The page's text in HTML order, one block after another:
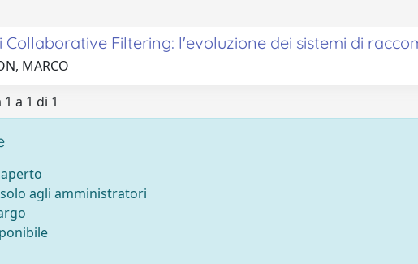
Collaborative Filtering: l'evoluzione dei sistemi di
MARCO
a 1 di 1
agli amministratori